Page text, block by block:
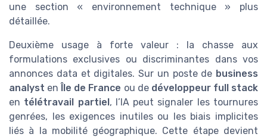
une section « environnement technique » plus
détaillée.
Deuxième usage à forte valeur : la chasse aux
formulations exclusives ou discriminantes dans vos
annonces data et digitales. Sur un poste de business
analyst enÎle de France ou de développeur full stack
en télétravail partiel, l’IA peut signaler les tournures
genrées, les exigences inutiles ou les biais implicites
liés à la mobilité géographique. Cette étape devient